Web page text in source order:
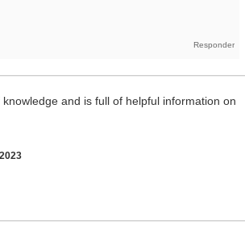
and is full of helpful information on